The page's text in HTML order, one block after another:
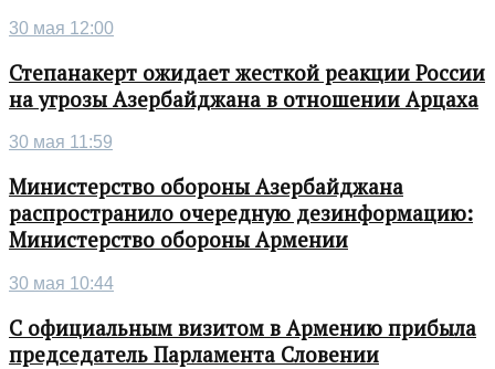
30 мая 12:00
Степанакерт ожидает жесткой реакции России
на угрозы Азербайджана в отношении Арцаха
30 мая 11:59
Министерство обороны Азербайджана
распространило очередную дезинформацию:
Министерство обороны Армении
30 мая 10:44
С официальным визитом в Армению прибыла
председатель Парламента Словении